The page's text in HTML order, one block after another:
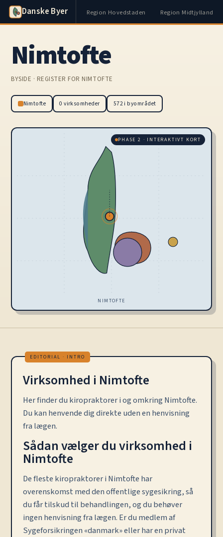
Danske Byer Region Hovedstaden Region Midtjylland
Nimtofte
BYSIDE · REGISTER FOR NIMTOFTE
Nimtofte 0 virksomheder 572 i byområdet
PHASE 2 · INTERAKTIVT KORT
NIMTOFTE
Virksomhed i Nimtofte
Her finder du kiropraktorer i og omkring Nimtofte.
Du kan henvende dig direkte uden en henvisning
fra lægen.
Sådan vælger du virksomhed i
Nimtofte
De fleste kiropraktorer i Nimtofte har
overenskomst med den offentlige sygesikring, så
du får tilskud til behandlingen, og du behøver
ingen henvisning fra lægen. Er du medlem af
Sygeforsikringen «danmark» eller har en privat